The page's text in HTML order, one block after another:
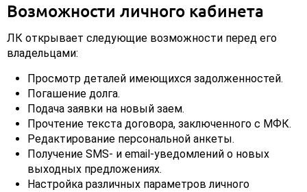
Возможности личного кабинета
ЛК открывает следующие возможности перед его
владельцами:
Просмотр деталей имеющихся задолженностей.
Погашение долга.
Подача заявки на новый заем.
Прочтение текста договора, заключенного с МФК.
Редактирование персональной анкеты.
Получение SMS- и email-уведомлений о новых
выходных предложениях.
Настройка различных параметров личного